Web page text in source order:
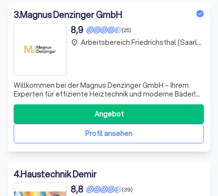
3.Magnus Denzinger GmbH
(25)
8,9
Willkommen bei der Magnus Denzinger GmbH – Ihrem
Experten für effiziente Heiztechnik und moderne Bäder!
Wir kombinieren Tradition mit technischer Innovation, um
Ihnen maßgeschneiderte Lösungen zu bieten, die sowohl
nachhaltig als auch effizient sind. Unsere oberste Priorität
Profil ansehen
Angebot
place Arbeitsbereich Friedrichsthal (Saarland)
4.Haustechnik Demir
(39)
8,8